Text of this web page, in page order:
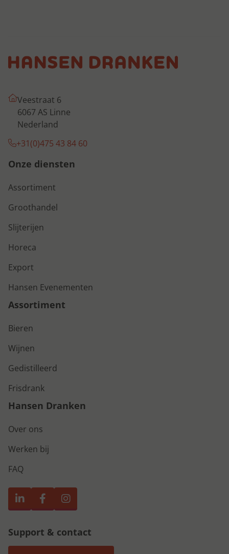
Veestraat 6
6067 AS Linne
Nederland
+31(0)475 43 84 60
Onze diensten
Assortiment
Groothandel
Slijterijen
Horeca
Export
Hansen Evenementen
Assortiment
Bieren
Wijnen
Gedistilleerd
Frisdrank
Hansen Dranken
Over ons
Werken bij
FAQ
Support & contact